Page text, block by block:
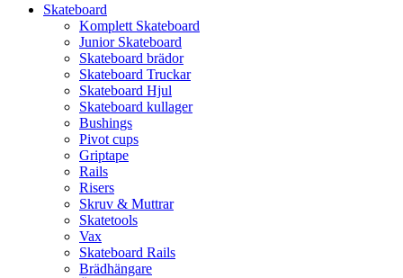
Skateboard
Komplett Skateboard
Junior Skateboard
Skateboard brädor
Skateboard Truckar
Skateboard Hjul
Skateboard kullager
Bushings
Pivot cups
Griptape
Rails
Risers
Skruv & Muttrar
Skatetools
Vax
Skateboard Rails
Brädhängare